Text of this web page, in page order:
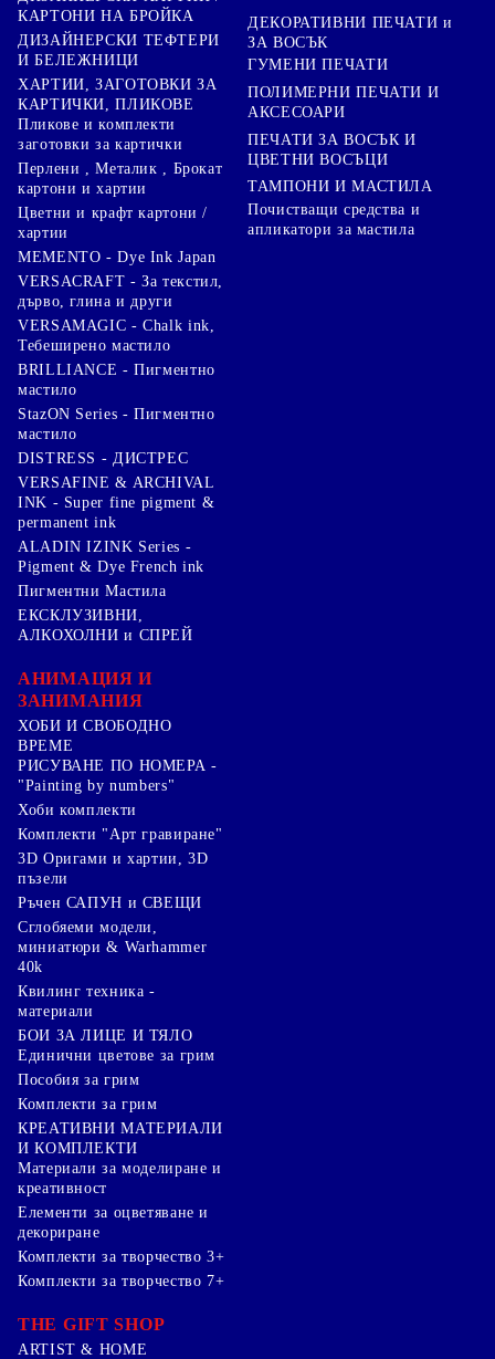
КАРТОНИ НА БРОЙКА
ДИЗАЙНЕРСКИ ТЕФТЕРИ
И БЕЛЕЖНИЦИ
ХАРТИИ, ЗАГОТОВКИ ЗА
КАРТИЧКИ, ПЛИКОВЕ
Пликове и комплекти
заготовки за картички
Перлени , Металик , Брокат
картони и хартии
Цветни и крафт картони /
хартии
ДЕКОРАТИВНИ ПЕЧАТИ и
ЗА ВОСЪК
ГУМЕНИ ПЕЧАТИ
ПОЛИМЕРНИ ПЕЧАТИ И
АКСЕСОАРИ
ПЕЧАТИ ЗА ВОСЪК И
ЦВЕТНИ ВОСЪЦИ
ТАМПОНИ И МАСТИЛА
Почистващи средства и
апликатори за мастила
MEMENTO - Dye Ink Japan
VERSACRAFT - За текстил,
дърво, глина и други
VERSAMAGIC - Chalk ink,
Тебеширено мастило
BRILLIANCE - Пигментно
мастило
StazON Series - Пигментно
мастило
DISTRESS - ДИСТРЕС
VERSAFINE & ARCHIVAL
INK - Super fine pigment &
permanent ink
ALADIN IZINK Series -
Pigment & Dye French ink
Пигментни Мастила
ЕКСКЛУЗИВНИ,
АЛКОХОЛНИ и СПРЕЙ
АНИМАЦИЯ И
ЗАНИМАНИЯ
ХОБИ И СВОБОДНО
ВРЕМЕ
РИСУВАНЕ ПО НОМЕРА -
"Painting by numbers"
Хоби комплекти
Комплекти "Арт гравиране"
3D Оригами и хартии, 3D
пъзели
Ръчен САПУН и СВЕЩИ
Сглобяеми модели,
миниатюри & Warhammer
40k
Квилинг техника -
материали
БОИ ЗА ЛИЦЕ И ТЯЛО
Единични цветове за грим
Пособия за грим
Комплекти за грим
КРЕАТИВНИ МАТЕРИАЛИ
И КОМПЛЕКТИ
Mатериали за моделиране и
креативност
Елементи за оцветяване и
декориране
Комплекти за творчество 3+
Комплекти за творчество 7+
THE GIFT SHOP
ARTIST & HOME